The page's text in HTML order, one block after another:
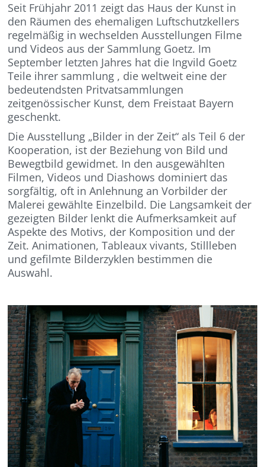
Seit Frühjahr 2011 zeigt das Haus der Kunst in
den Räumen des ehemaligen Luftschutzkellers
regelmäßig in wechselden Ausstellungen Filme
und Videos aus der Sammlung Goetz. Im
September letzten Jahres hat die Ingvild Goetz
Teile ihrer sammlung , die weltweit eine der
bedeutendsten Pritvatsammlungen
zeitgenössischer Kunst, dem Freistaat Bayern
geschenkt.
Die Ausstellung „Bilder in der Zeit“ als Teil 6 der
Kooperation, ist der Beziehung von Bild und
Bewegtbild gewidmet. In den ausgewählten
Filmen, Videos und Diashows dominiert das
sorgfältig, oft in Anlehnung an Vorbilder der
Malerei gewählte Einzelbild. Die Langsamkeit der
gezeigten Bilder lenkt die Aufmerksamkeit auf
Aspekte des Motivs, der Komposition und der
Zeit. Animationen, Tableaux vivants, Stillleben
und gefilmte Bilderzyklen bestimmen die
Auswahl.